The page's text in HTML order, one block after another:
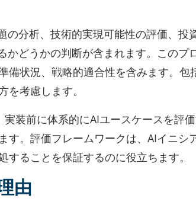
の分析、技術的実現可能性の評価、投
かどうかの判断が含まれます。このプ
備状況、戦略的適合性を含みます。包
を考慮します。
実装前に体系的にAIユースケースを評
す。評価フレームワークは、AIイニシ
ることを保証するのに役立ちます。
由